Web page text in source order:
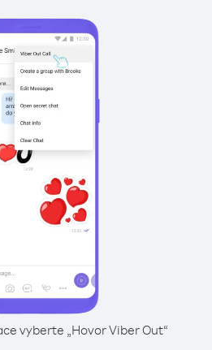
vyberte „Hovor Viber Out“